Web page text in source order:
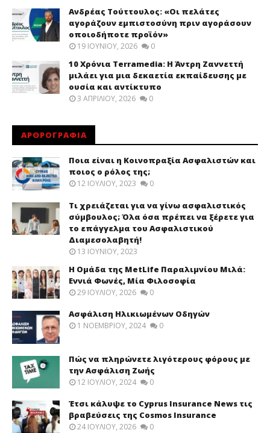
Ανδρέας Τούττουλος: «Οι πελάτες
αγοράζουν εμπιστοσύνη πριν αγοράσουν
οποιοδήποτε προϊόν»
19 ΙΟΥΝΊΟΥ, 2026 0
10 Χρόνια Terramedia: Η Άντρη Ζαννεττή
μιλάει για μια δεκαετία εκπαίδευσης με
ουσία και αντίκτυπο
3 ΑΠΡΙΛΊΟΥ, 2026 0
ΑΡΘΡΟΓΡΑΦΙΑ
Ποια είναι η Κοινοπραξία Ασφαλιστών και
ποιος ο ρόλος της;
12 ΙΟΥΛΊΟΥ, 2023 0
Τι χρειάζεται για να γίνω ασφαλιστικός
σύμβουλος; Όλα όσα πρέπει να ξέρετε για
το επάγγελμα του Ασφαλιστικού
Διαμεσολαβητή!
13 ΙΟΥΝΊΟΥ, 2023
Η Ομάδα της MetLife Παραλιμνίου Μιλά:
Εννιά Φωνές, Μία Φιλοσοφία
29 ΙΟΥΛΊΟΥ, 2026 0
Ασφάλιση Ηλικιωμένων Οδηγών
1 ΝΟΕΜΒΡΊΟΥ, 2024 0
Πώς να πληρώνετε λιγότερους φόρους με
την Ασφάλιση Ζωής
12 ΙΟΥΛΊΟΥ, 2024 0
Έτσι κάλυψε το Cyprus Insurance News τις
βραβεύσεις της Cosmos Insurance
24 ΙΟΥΛΊΟΥ, 2026 0